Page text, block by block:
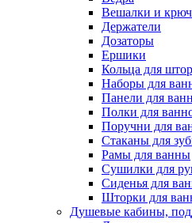
Вешалки и
Держатели
Дозаторы
Ершики
Кольца для
Наборы для
Панели для
Полки для
Поручни для
Стаканы для
Рамы для ванны
Сушилки для
Сиденья для
Шторки для
Душевые кабины,